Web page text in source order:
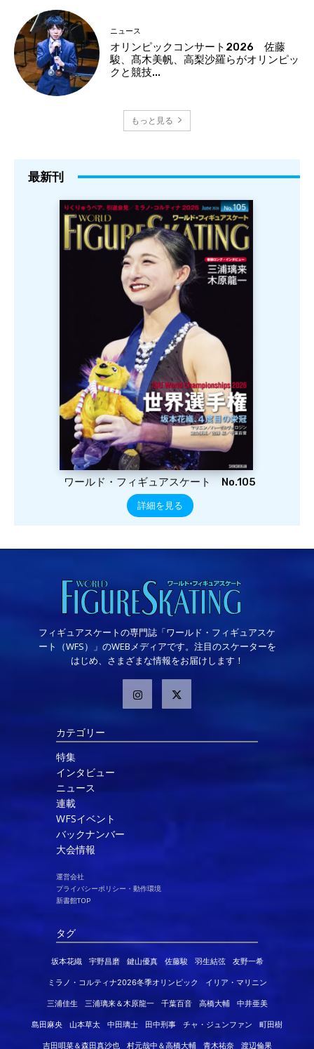
ニュース
オリンピックコンサート2026 佐藤
駿、髙木美帆、高梨沙羅らがオリンピッ
クと競技...
もっと見る
最新刊
ワールド・フィギュアスケート No.105
詳細を見る
フィギュアスケートの専門誌「ワールド・フィギュアスケ
ート（WFS）」のWEBメディアです。注目のスケーターを
はじめ、さまざまな情報をお届けします！
カテゴリー
特集
インタビュー
ニュース
連載
WFSイベント
バックナンバー
大会情報
運営会社
プライバシーポリシー・動作環境
新書館TOP
タグ
坂本花織 宇野昌磨 鍵山優真 佐藤駿 羽生結弦 友野一希
ミラノ・コルティナ2026冬季オリンピック イリア・マリニン
三浦佳生 三浦璃来＆木原龍一 千葉百音 高橋大輔 中井亜美
島田麻央 山本草太 中田璃士 田中刑事 チャ・ジュンファン 町田樹
吉田唄菜＆森田真沙也 村元哉中＆高橋大輔 青木祐奈 渡辺倫果